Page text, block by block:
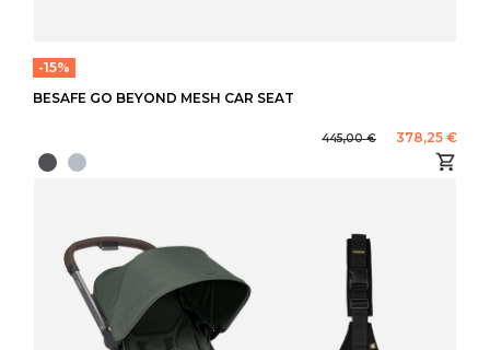
-15%
BESAFE GO BEYOND MESH CAR SEAT
445,00 € 378,25 €